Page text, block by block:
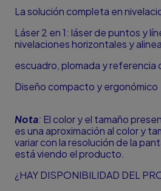
La solución completa en
Láser 2 en 1: láser de puntos y
nivelaciones horizontales y
escuadro, plomada y referencia
Diseño compacto y ergonómico
Nota: El color y el tamaño
es una aproximación al color y
variar con la resolución de la
está viendo el producto.
¿HAY DISPONIBILIDAD DEL